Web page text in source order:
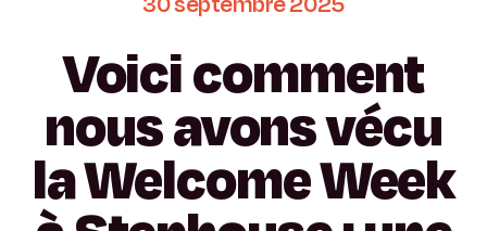
Voicicomment
nousavonsvécu
laWelcomeWeek